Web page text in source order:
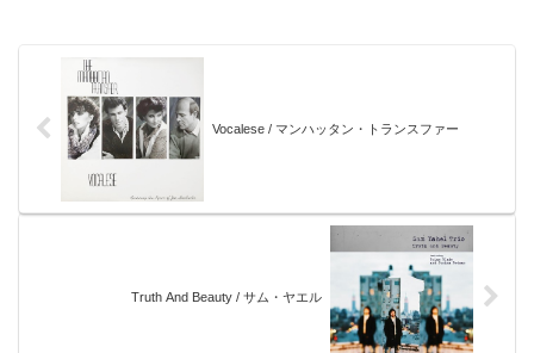
Vocalese / マンハッタン・トランスファー
Truth And Beauty / サム・ヤエル